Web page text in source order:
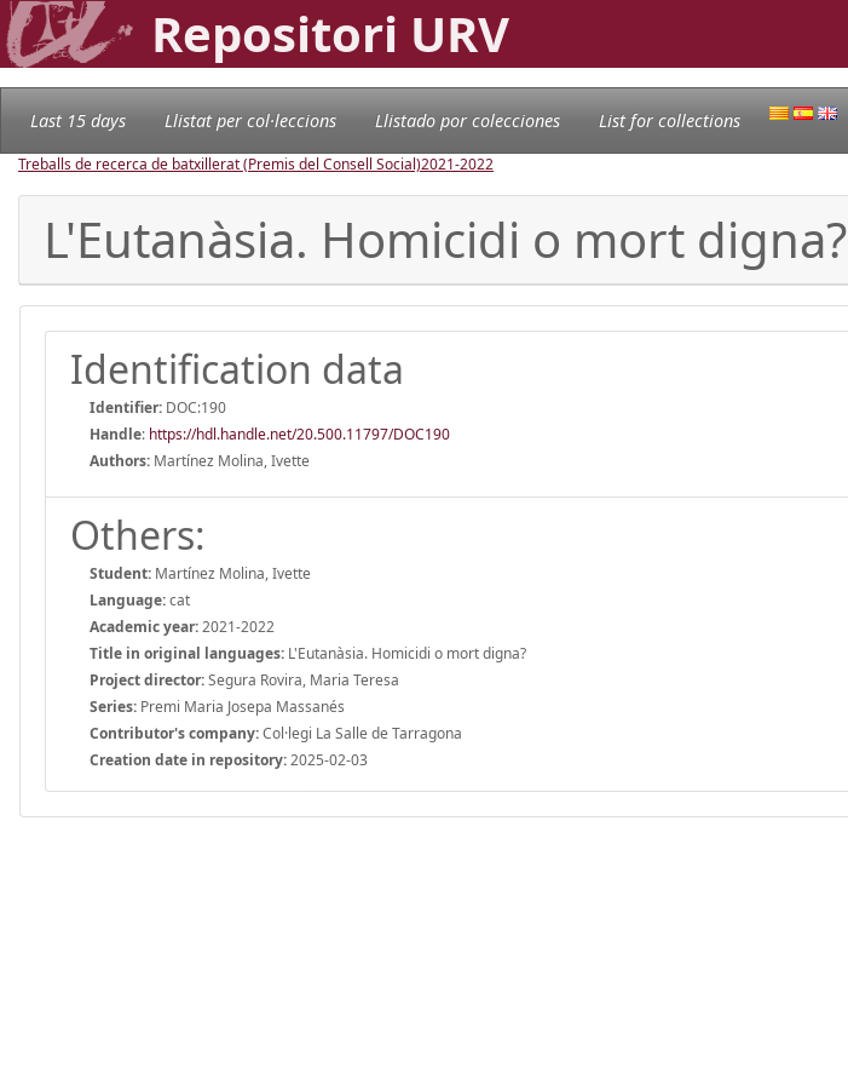
Repositori URV
Last 15 days Llistat per col·leccions Llistado por colecciones List for collections
Treballs de recerca de batxillerat (Premis del Consell Social)2021-2022
L'Eutanàsia. Homicidi o mort digna?
Identification data
Identifier: DOC:190
Handle: https://hdl.handle.net/20.500.11797/DOC190
Authors: Martínez Molina, Ivette
Others:
Student: Martínez Molina, Ivette
Language:cat
Academic year:2021-2022
Title in original languages: L'Eutanàsia. Homicidi o mort digna?
Project director:Segura Rovira, Maria Teresa
Series: Premi Maria Josepa Massanés
Contributor's company:Col·legi La Salle de Tarragona
Creation date in repository:2025-02-03